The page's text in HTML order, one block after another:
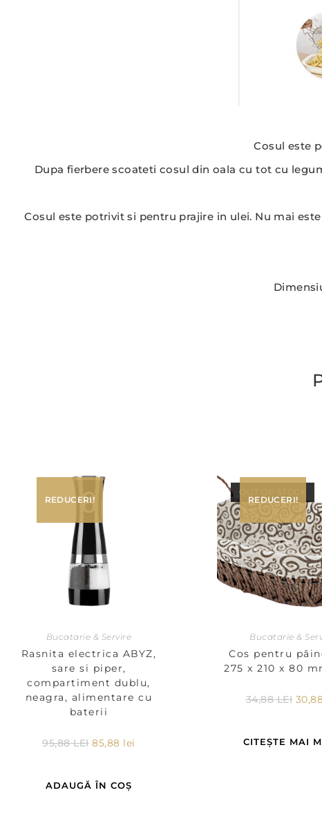
Cosul este
Dupa fierbere scoateti cosul din oala cu tot cu
Cosul este potrivit si pentru prajire in ulei. Nu mai
REDUCERI!
Bucatarie & Servire
Rasnita electrica ABYZ,
sare si piper,
compartiment dublu,
neagra, alimentare cu
baterii
95,88LEI 85,88 lei
ADAUGĂ ÎN COȘ
OUT OF STOCK
REDUCERI!
Bucatarie &
Cos pentru
275 x 210 x 80
34,88LEI
CITEȘTE MAI